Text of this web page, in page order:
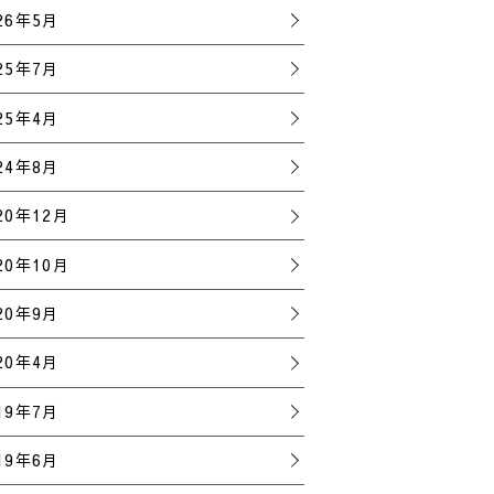
年5月
年7月
年4月
年8月
年12月
年10月
年9月
年4月
年7月
年6月